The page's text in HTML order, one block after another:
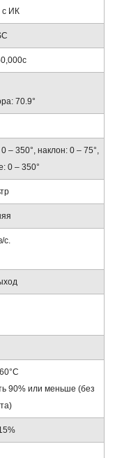
с ИК
70.9°
– 350°, наклон: 0 – 75°,
0 – 350°
с.
90% или меньше (без